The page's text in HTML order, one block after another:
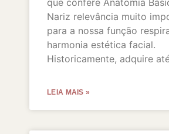
que confere Anatomia
Nariz relevância muito
para a nossa função
harmonia estética facial.
Historicamente, adquire
LEIA MAIS »